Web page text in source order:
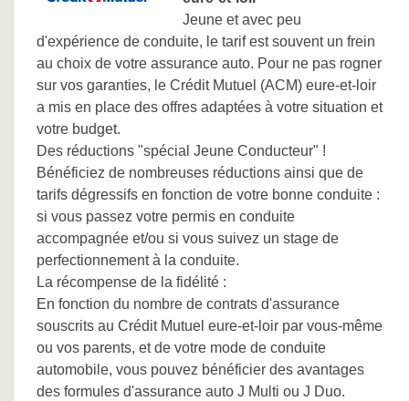
Jeune et avec peu
d'expérience de conduite, le tarif est souvent un frein
au choix de votre assurance auto. Pour ne pas rogner
sur vos garanties, le Crédit Mutuel (ACM) eure-et-loir
a mis en place des offres adaptées à votre situation et
votre budget.
Des réductions "spécial Jeune Conducteur" !
Bénéficiez de nombreuses réductions ainsi que de
tarifs dégressifs en fonction de votre bonne conduite :
si vous passez votre permis en conduite
accompagnée et/ou si vous suivez un stage de
perfectionnement à la conduite.
La récompense de la fidélité :
En fonction du nombre de contrats d'assurance
souscrits au Crédit Mutuel eure-et-loir par vous-même
ou vos parents, et de votre mode de conduite
automobile, vous pouvez bénéficier des avantages
des formules d'assurance auto J Multi ou J Duo.